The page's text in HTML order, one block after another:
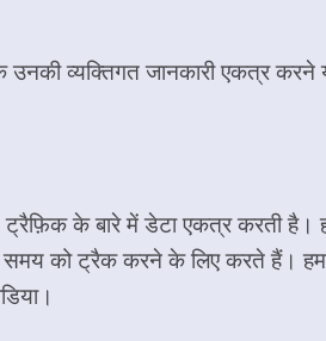
व्यक्तिगत जानकारी एकत्र
ट्रैफ़िक के बारे में डेटा एकत्र करती
गए समय को ट्रैक करने के लिए करते